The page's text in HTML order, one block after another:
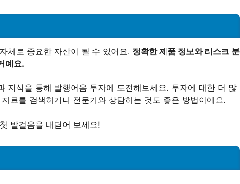
체로 중요한 자산이 될 수 있어요. 정확한 제품 정보와 리스크 분
예요.
지식을 통해 발행어음 투자에 도전해보세요. 투자에 대한 더 많
료를 검색하거나 전문가와 상담하는 것도 좋은 방법이에요.
발걸음을 내딛어 보세요!